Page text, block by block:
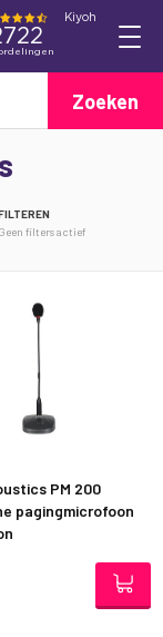
Zoeken
Geen filters actief
PM 200
pagingmicrofoon